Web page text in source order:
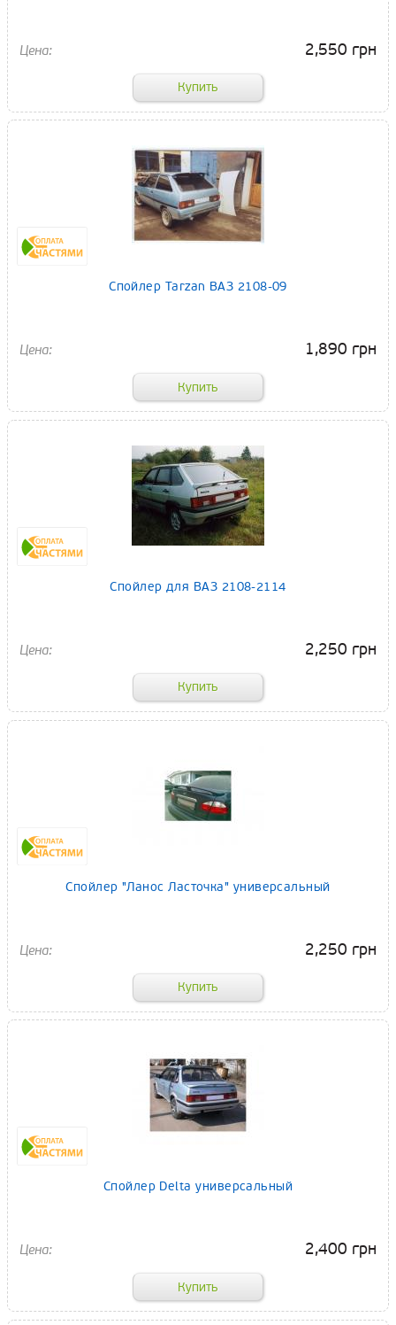
2,550 грн
Спойлер Tarzan ВАЗ 2108-09
1,890 грн
Спойлер для ВАЗ 2108-2114
2,250 грн
Спойлер "Ланос Ласточка" универсальный
2,250 грн
Спойлер Delta универсальный
2,400 грн